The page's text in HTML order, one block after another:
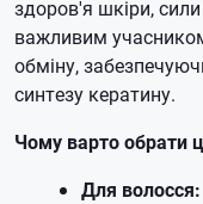
здоров'я шкіри, сили
важливим
обміну,
синтезу кератину.
Чому варто обрати
Для волосся: